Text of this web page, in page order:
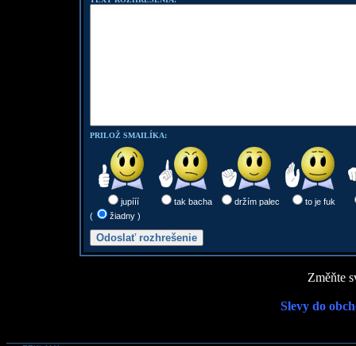
PRILOŽ SMAILÍKA:
jupííí tak bacha držím palec
to je fuk
(
žiadny )
Změňte
Slevy do